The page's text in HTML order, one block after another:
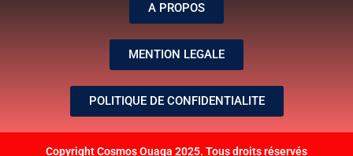
A PROPOS
MENTION LEGALE
POLITIQUE DE CONFIDENTIALITE
Copyright Cosmos Ouaga 2025. Tous droits réservés